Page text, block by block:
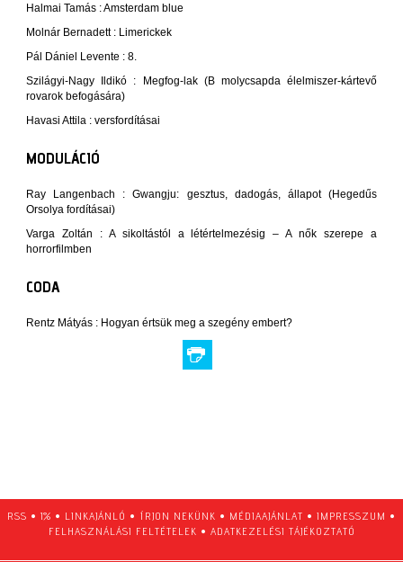
Halmai Tamás :Amsterdam blue
Molnár Bernadett : Limerickek
Pál Dániel Levente : 8.
Szilágyi-Nagy Ildikó :
Megfog-lak (B molycsapda élelmiszer-kártevő
rovarok befogására)
Havasi Attila : versfordításai
MODULÁCIÓ
Ray Langenbach :Gwangju: gesztus, dadogás, állapot (Hegedűs
Orsolya fordításai)
Varga Zoltán : A sikoltástól a létértelmezésig – A nők szerepe a
horrorfilmben
CODA
Rentz Mátyás : Hogyan értsük meg a szegény embert?
RSS • 1% • LINKAJÁNLÓ • ÍRJON NEKÜNK • MÉDIAAJÁNLAT • IMPRESSZUM •
FELHASZNÁLÁSI FELTÉTELEK • ADATKEZELÉSI TÁJÉKOZTATÓ